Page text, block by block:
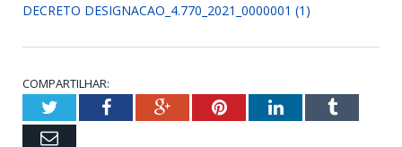
DECRETO DESIGNACAO_4.770_2021_0000001 (1)
COMPARTILHAR:
TwitterFacebookGoogle+PinterestLinkedInTumblr
Email